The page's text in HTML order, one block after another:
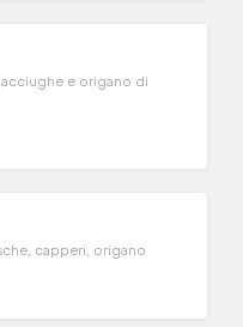
e origano di
capperi, origano